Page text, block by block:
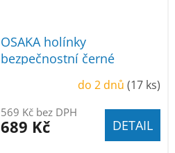
OSAKA holínky
bezpečnostní černé
do 2 dnů (17 ks)
569 Kč bez DPH
689 Kč DETAIL